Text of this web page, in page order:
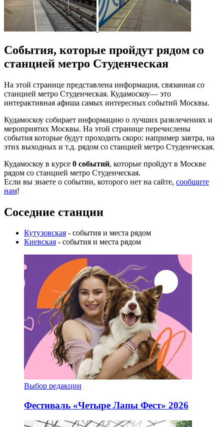
События, которые пройдут рядом со
станцией метро Студенческая
На этой странице представлена информация, связанная со
станцией метро Студенческая. Кудамоскоу— это
интерактивная афиша самых интересных событий Москвы.
Кудамоскоу собирает информацию о лучших развлечениях и
мероприятих Москвы. На этой странице перечислены
события которые будут проходить скоро: например завтра, на
этих выходных и т.д. рядом со станцией метро Студенческая.
Кудамоскоу в курсе 0 событий, которые пройдут в Москве
рядом со станцией метро Студенческая.
Если вы знаете о событии, которого нет на сайте, сообщите
нам!
Соседние станции
Кутузовская - события и места рядом
Киевская - события и места рядом
Выбор редакции
Фестиваль «Четыре Лапы Фест» 2026